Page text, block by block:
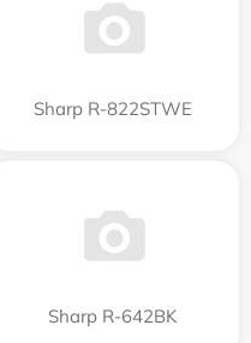
Sharp R-822STWE
Sharp R-642BK